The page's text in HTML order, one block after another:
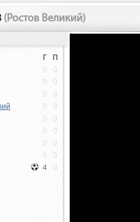
(Ростов Великий)
Г П
0 0
0 0
0 0
0 0
0 0
0 0
0 0
0 0
4 0